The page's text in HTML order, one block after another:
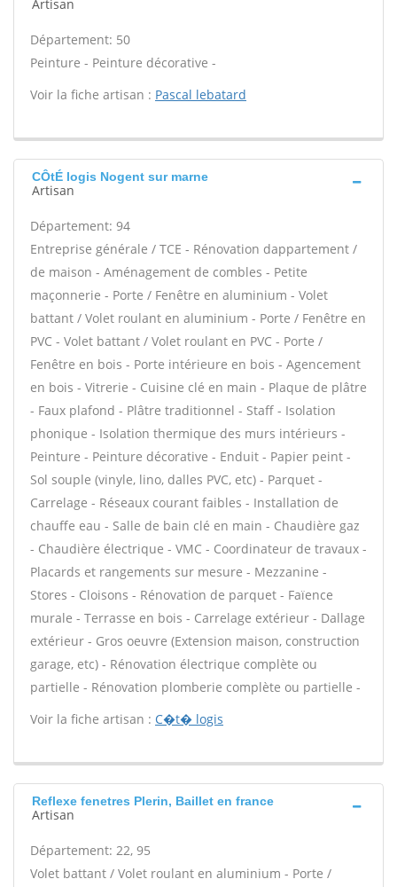
Artisan
Département: 50
Peinture - Peinture décorative -
Voir la fiche artisan : Pascal lebatard
CÔtÉ logis Nogent sur marne
Artisan
Département: 94
Entreprise générale / TCE - Rénovation dappartement /
de maison - Aménagement de combles - Petite
maçonnerie - Porte / Fenêtre en aluminium - Volet
battant / Volet roulant en aluminium - Porte / Fenêtre en
PVC - Volet battant / Volet roulant en PVC - Porte /
Fenêtre en bois - Porte intérieure en bois - Agencement
en bois - Vitrerie - Cuisine clé en main - Plaque de plâtre
- Faux plafond - Plâtre traditionnel - Staff - Isolation
phonique - Isolation thermique des murs intérieurs -
Peinture - Peinture décorative - Enduit - Papier peint -
Sol souple (vinyle, lino, dalles PVC, etc) - Parquet -
Carrelage - Réseaux courant faibles - Installation de
chauffe eau - Salle de bain clé en main - Chaudière gaz
- Chaudière électrique - VMC - Coordinateur de travaux -
Placards et rangements sur mesure - Mezzanine -
Stores - Cloisons - Rénovation de parquet - Faïence
murale - Terrasse en bois - Carrelage extérieur - Dallage
extérieur - Gros oeuvre (Extension maison, construction
garage, etc) - Rénovation électrique complète ou
partielle - Rénovation plomberie complète ou partielle -
Voir la fiche artisan : C�t� logis
Reflexe fenetres Plerin, Baillet en france
Artisan
Département: 22, 95
Volet battant / Volet roulant en aluminium - Porte /